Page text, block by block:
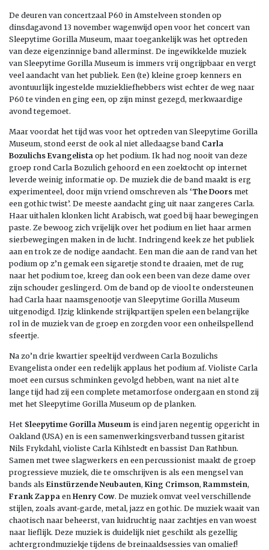
De deuren van concertzaal P60 in Amstelveen stonden op
dinsdagavond 13 november wagenwijd open voor het concert van
Sleepytime Gorilla Museum, maar toegankelijk was het optreden
van deze eigenzinnige band allerminst. De ingewikkelde muziek
van Sleepytime Gorilla Museum is immers vrij ongrijpbaar en vergt
veel aandacht van het publiek. Een (te) kleine groep kenners en
avontuurlijk ingestelde muziekliefhebbers wist echter de weg naar
P60 te vinden en ging een, op zijn minst gezegd, merkwaardige
avond tegemoet.
Maar voordat het tijd was voor het optreden van Sleepytime Gorilla
Museum, stond eerst de ook al niet alledaagse band Carla
Bozulichs Evangelista op het podium. Ik had nog nooit van deze
groep rond Carla Bozulich gehoord en een zoektocht op internet
leverde weinig informatie op. De muziek die de band maakt is erg
experimenteel, door mijn vriend omschreven als ‘The Doors met
een gothic twist’. De meeste aandacht ging uit naar zangeres Carla.
Haar uithalen klonken licht Arabisch, wat goed bij haar bewegingen
paste. Ze bewoog zich vrijelijk over het podium en liet haar armen
sierbewegingen maken in de lucht. Indringend keek ze het publiek
aan en trok ze de nodige aandacht. Een man die aan de rand van het
podium op z’n gemak een sigaretje stond te draaien, met de rug
naar het podium toe, kreeg dan ook een been van deze dame over
zijn schouder geslingerd. Om de band op de viool te ondersteunen
had Carla haar naamsgenootje van Sleepytime Gorilla Museum
uitgenodigd. IJzig klinkende strijkpartijen spelen een belangrijke
rol in de muziek van de groep en zorgden voor een onheilspellend
sfeertje.
Na zo’n drie kwartier speeltijd verdween Carla Bozulichs
Evangelista onder een redelijk applaus het podium af. Violiste Carla
moet een cursus schminken gevolgd hebben, want na niet al te
lange tijd had zij een complete metamorfose ondergaan en stond zij
met het Sleepytime Gorilla Museum op de planken.
Het Sleepytime Gorilla Museum is eind jaren negentig opgericht in
Oakland (USA) en is een samenwerkingsverband tussen gitarist
Nils Frykdahl, violiste Carla Kihlstedt en bassist Dan Rathbun.
Samen met twee slagwerkers en een percussionist maakt de groep
progressieve muziek, die te omschrijven is als een mengsel van
bands als Einstürzende Neubauten, King Crimson, Rammstein,
Frank Zappa en Henry Cow. De muziek omvat veel verschillende
stijlen, zoals avant-garde, metal, jazz en gothic. De muziek waait van
chaotisch naar beheerst, van luidruchtig naar zachtjes en van woest
naar lieflijk. Deze muziek is duidelijk niet geschikt als gezellig
achtergrondmuziekje tijdens de breinaaldsessies van omalief!